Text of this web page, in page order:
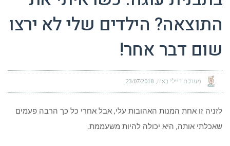
התוצאה? הילדים שלי לא ירצו
שום דבר אחר!
מערכת דיילי באזז 23/07/2018
לזניה זו אחת המנות האהובות עלי, אבל אחרי כל כך הרבה פעמים
שאכלתי אותה, היא יכולה להיות משעממת.